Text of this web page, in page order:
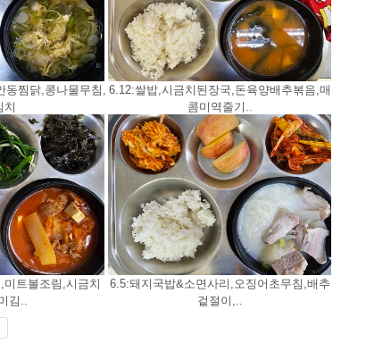
찜닭,콩나물무침,
치
6.12:쌀밥,시금치된장국,돈육양배추볶음,매
콤미역줄기..
트볼조림,시금치
김..
6.5:돼지국밥&소면사리,오징어초무침,배추
겉절이,..